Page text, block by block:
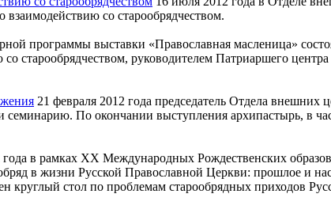
взаимодействию со старообрядчеством.
программы выставки «Православная масленица»
руководителем Патриаршего центра
21 февраля 2012 года председатель Отдела внешних
По окончании выступления архипастырь, в
года в рамках XX Международных Рождественских
в жизни Русской Православной Церкви: прошлое и
круглый стол по проблемам старообрядных приходов